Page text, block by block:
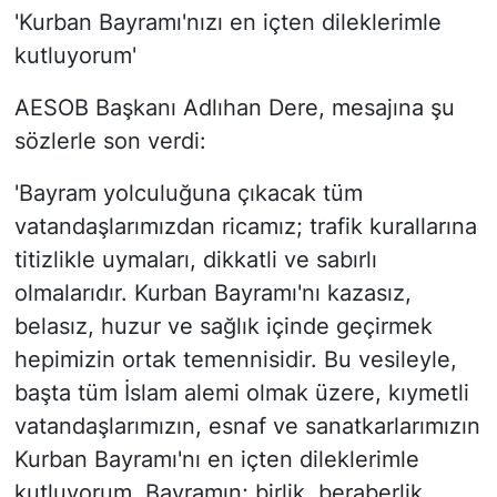
'Kurban Bayramı'nızı en içten dileklerimle
kutluyorum'
AESOB Başkanı Adlıhan Dere, mesajına şu
sözlerle son verdi:
'Bayram yolculuğuna çıkacak tüm
vatandaşlarımızdan ricamız; trafik kurallarına
titizlikle uymaları, dikkatli ve sabırlı
olmalarıdır. Kurban Bayramı'nı kazasız,
belasız, huzur ve sağlık içinde geçirmek
hepimizin ortak temennisidir. Bu vesileyle,
başta tüm İslam alemi olmak üzere, kıymetli
vatandaşlarımızın, esnaf ve sanatkarlarımızın
Kurban Bayramı'nı en içten dileklerimle